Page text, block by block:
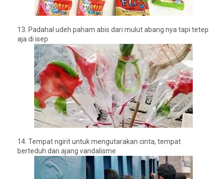
13. Padahal udeh paham abis dari mulut abang nya tapi tetep
aja di isep
14. Tempat ngirit untuk mengutarakan cinta, tempat
berteduh dan ajang vandalisme